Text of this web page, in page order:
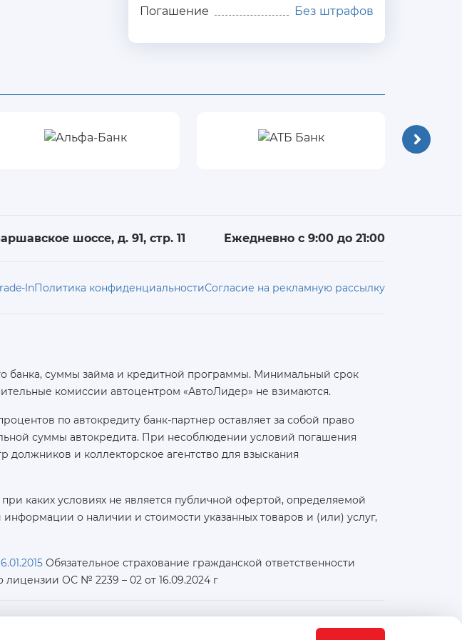
Погашение Без штрафов
шоссе, д. 91, стр. 11 Ежедневно с 9:00 до 21:00
InПолитика конфиденциальностиСогласие на рекламную рассылку
банка, суммы займа и кредитной программы. Минимальный срок
комиссии автоцентром «АвтоЛидер» не взимаются.
по автокредиту банк-партнер оставляет за собой право
суммы автокредита. При несоблюдении условий погашения
и коллекторское агентство для взыскания
каких условиях не является публичной офертой, определяемой
о наличии и стоимости указанных товаров и (или) услуг,
Обязательное страхование гражданской ответственности
лицензии ОС № 2239 – 02 от 16.09.2024 г